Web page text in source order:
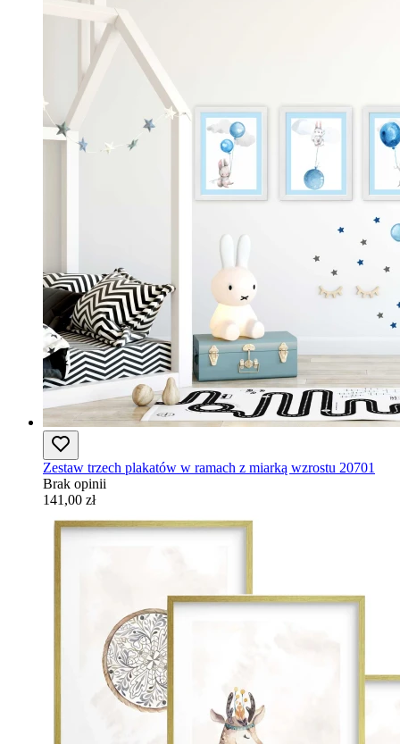
Zestaw trzech plakatów w ramach z miarką wzrostu 20701
Brak opinii
141,00 zł